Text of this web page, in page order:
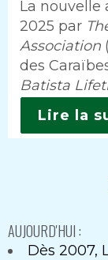
Intro
La nouvelle
2025 par
Association
des
Batista
Lire la
AUJOURD'HUI :
Dès 2007,